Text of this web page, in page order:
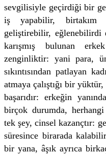
sevgilisiyle geçirdiği bir
iş yapabilir, birtakım
geliştirebilir, eğlenebilirdi
karışmış bulunan
zenginliktir: yani para,
sıkıntısından patlayan
atmaya çalıştığı bir
başarıdır: erkeğin
birçok durumda,
tek şey, cinsel kazançtır:
süresince birarada
bir yana, âşık ayrıca